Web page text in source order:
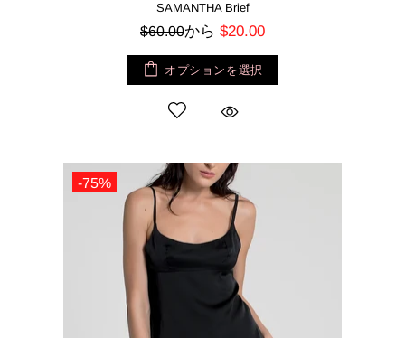
SAMANTHA Brief
$60.00から $20.00
オプションを選択
-75%